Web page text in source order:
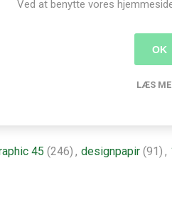
45 (246) , designpapir (91) ,
Ved at benytte vores
OK
LÆS